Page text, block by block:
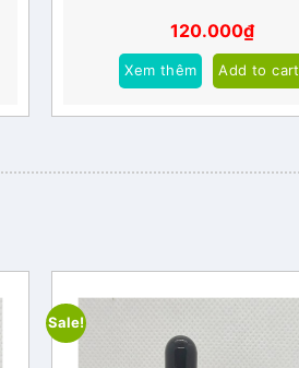
120.000₫
Xem thêm Add to cart
Sale!